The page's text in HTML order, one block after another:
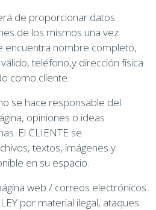
de proporcionar datos
de los mismos una vez
encuentra nombre completo,
teléfono,y dirección física
como cliente.
se hace responsable del
opiniones o ideas
El CLIENTE se
textos, imágenes y
en su espacio.
web / correos electrónicos
por material ilegal, ataques